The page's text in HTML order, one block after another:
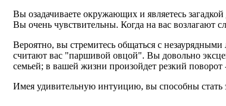
Вы озадачиваете окружающих и являетесь
Вы очень чувствительны. Когда на вас возлагают
Вероятно, вы стремитесь общаться с
считают вас "паршивой овцой". Вы довольно
семьей; в вашей жизни произойдет резкий поворот
Имея удивительную интуицию, вы способны стать